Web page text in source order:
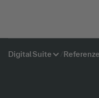
Digital Suite